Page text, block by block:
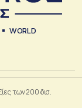
WORLD
των 200 δισ.